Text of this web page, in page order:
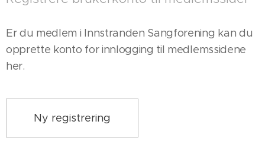
Er du medlem i Innstranden Sangforening kan du
opprette konto for innlogging til medlemssidene
her.
Ny registrering